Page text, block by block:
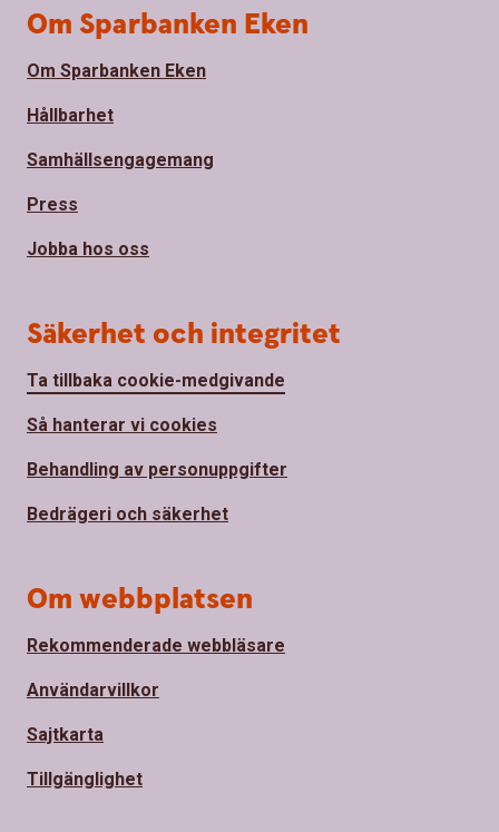
Om Sparbanken Eken
Om Sparbanken Eken
Hållbarhet
Samhällsengagemang
Press
Jobba hos oss
Säkerhet och integritet
Ta tillbaka cookie-medgivande
Så hanterar vi cookies
Behandling av personuppgifter
Bedrägeri och säkerhet
Om webbplatsen
Rekommenderade webbläsare
Användarvillkor
Sajtkarta
Tillgänglighet